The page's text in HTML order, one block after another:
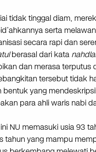
tidak tinggal diam,
serta
secara rapi dan
berasal dari kata
dan merasa terputus
tersebut tidak
bentuk yang
para ahli waris nabi
NU memasuki usia 93
tahun yang mampu